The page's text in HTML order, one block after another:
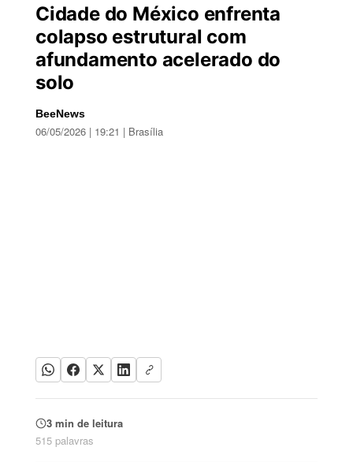
Cidade do México enfrenta
colapso estrutural com
afundamento acelerado do
solo
BeeNews
06/05/2026 | 19:21 | Brasília
3 min de leitura
515 palavras